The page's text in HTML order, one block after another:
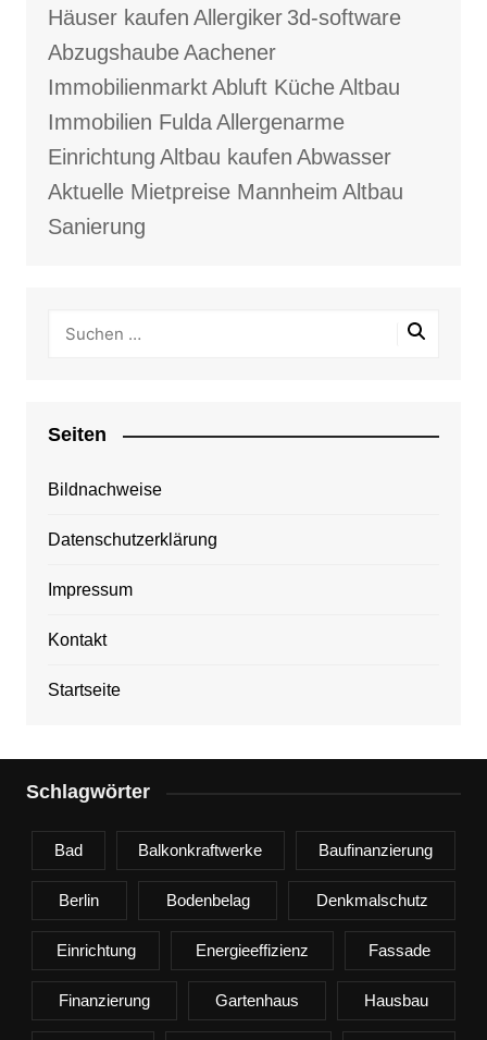
Häuser kaufen Allergiker 3d-software
AbzugshaubeAachener
ImmobilienmarktAbluft KücheAltbau
Immobilien FuldaAllergenarme
Einrichtung Altbau kaufen Abwasser
Aktuelle Mietpreise Mannheim Altbau
Sanierung
Seiten
Bildnachweise
Datenschutzerklärung
Impressum
Kontakt
Startseite
Schlagwörter
Bad Balkonkraftwerke Baufinanzierung
Berlin Bodenbelag Denkmalschutz
Einrichtung Energieeffizienz Fassade
Finanzierung Gartenhaus Hausbau